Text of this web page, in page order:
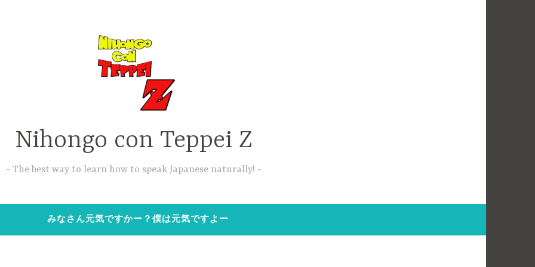
Nihongo con Teppei Z
The best way to learn how to speak Japanese naturally!
みなさん元気ですかー？僕は元気ですよー